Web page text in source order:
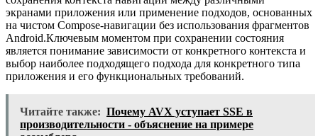
экранами приложения или применение подходов, основанных
на чистом Compose-навигации без использования фрагментов
Android.Ключевым моментом при сохранении состояния
является понимание зависимости от конкретного контекста и
выбор наиболее подходящего подхода для конкретного типа
приложения и его функциональных требований.
Читайте также: Почему AVX уступает SSE в
производительности - объяснение на примере